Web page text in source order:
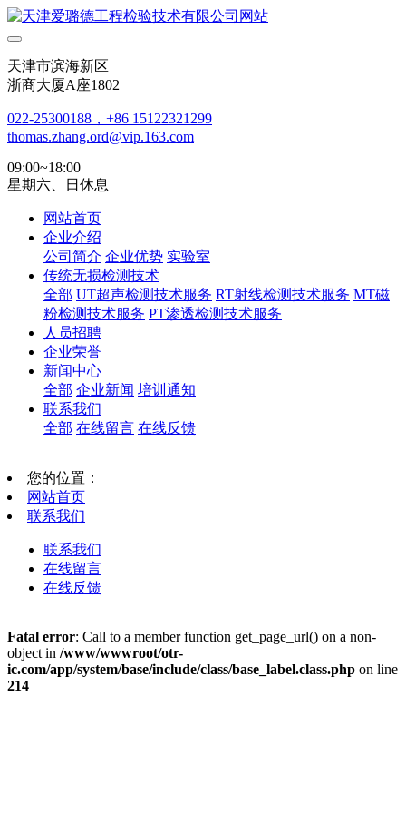
天津市滨海新区
浙商大厦A座1802
022-25300188，+86 15122321299
thomas.zhang.ord@vip.163.com
09:00~18:00
星期六、日休息
网站首页
企业介绍
公司简介 企业优势 实验室
传统无损检测技术
全部 UT超声检测技术服务 RT射线检测技术服务 MT磁
粉检测技术服务 PT渗透检测技术服务
人员招聘
企业荣誉
新闻中心
全部 企业新闻 培训通知
联系我们
全部 在线留言 在线反馈
您的位置：
网站首页
联系我们
联系我们
在线留言
在线反馈
Fatal error: Call to a member function get_page_url() on a non-
object in /www/wwwroot/otr-
ic.com/app/system/base/include/class/base_label.class.php on line
214